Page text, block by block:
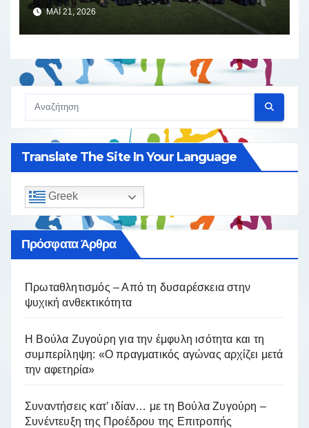
αθλητισμού και παράδοσης
ΜΆΙ 21, 2026
Translate The Site In Your Language
Greek
Πρόσφατα Άρθρα
Πρωταθλητισμός – Από τη δυσαρέσκεια στην
ψυχική ανθεκτικότητα
Η Βούλα Ζυγούρη για την έμφυλη ισότητα και τη
συμπερίληψη: «Ο πραγματικός αγώνας αρχίζει μετά
την αφετηρία»
Συναντήσεις κατ’ ιδίαν… με τη Βούλα Ζυγούρη –
Συνέντευξη της Προέδρου της Επιτροπής